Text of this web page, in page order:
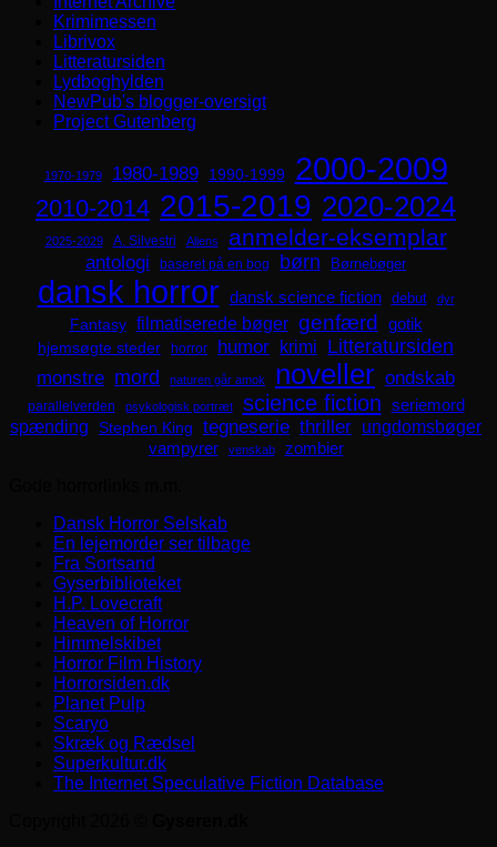
Krimimessen
Librivox
Litteratursiden
Lydboghylden
NewPub's blogger-oversigt
Project Gutenberg
1970-1979 1980-1989 1990-1999 2000-2009
2010-2014 2015-2019 2020-2024
2025-2029 A. Silvestri Aliens anmelder-eksemplar
antologi baseret på en bog børn Børnebøger
dansk horror dansk science fiction debut dyr
Fantasy filmatiserede bøger genfærd
gotik
hjemsøgte steder
horror humor krimi Litteratursiden
monstre mord naturen går amok noveller ondskab
parallelverden psykologisk portræt science fiction seriemord
spænding Stephen King tegneserie thriller ungdomsbøger
vampyrer venskab
zombier
Dansk Horror Selskab
En lejemorder ser tilbage
Fra Sortsand
Gyserbiblioteket
H.P. Lovecraft
Heaven of Horror
Himmelskibet
Horror Film History
Horrorsiden.dk
Planet Pulp
Scaryo
Skræk og Rædsel
Superkultur.dk
The Internet Speculative Fiction Database